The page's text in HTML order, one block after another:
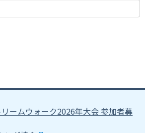
ームウォーク2026年大会 参加者募